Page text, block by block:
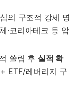
의 구조적 강세 명
·코리아테크 등 압
쏠림 후 실적 확
ETF/레버리지 구